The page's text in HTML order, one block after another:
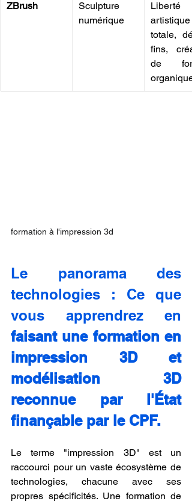
ZBrush
Sculpture
numérique
Liberté
artistique
totale,
fins,
de
formation à l'impression 3d
Le panorama des
technologies : Ce que
faisant une formation en
impression 3D et
modélisation 3D
reconnue par l'État
finançable par le CPF.
Le terme "impression 3D" est un
raccourci pour un vaste écosystème de
technologies, chacune avec ses
propres spécificités. Une formation de